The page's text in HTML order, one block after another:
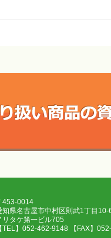
453-0014
知県名古屋市中村区則武1丁目
リタケ第一ビル705
【TEL】052-462-9148 【FAX】